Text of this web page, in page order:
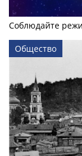
Соблюдайте
Общество